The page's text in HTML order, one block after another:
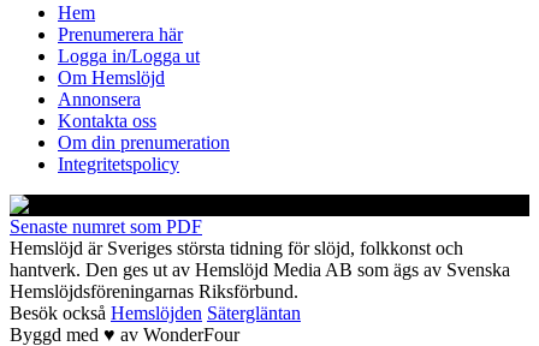
Hem
Prenumerera här
Logga in/Logga ut
Om Hemslöjd
Annonsera
Kontakta oss
Om din prenumeration
Integritetspolicy
Senaste numret som PDF
Hemslöjd är Sveriges största tidning för slöjd, folkkonst och
hantverk. Den ges ut av Hemslöjd Media AB som ägs av Svenska
Hemslöjdsföreningarnas Riksförbund.
Besök också Hemslöjden Sätergläntan
Byggd med ♥ av WonderFour